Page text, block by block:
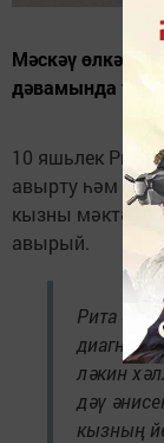
Мәскәү
дәвамында
10 яшьлек Рита
авырту һәм
кызны
авырый.
Рита
диагнозы
ләкин
дәү
кызның